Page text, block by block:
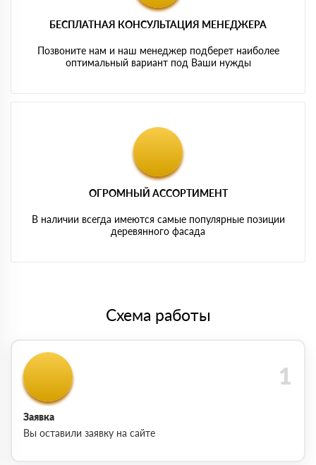
БЕСПЛАТНАЯ КОНСУЛЬТАЦИЯ МЕНЕДЖЕРА
Позвоните нам и наш менеджер подберет наиболее
оптимальный вариант под Ваши нужды
ОГРОМНЫЙ АССОРТИМЕНТ
В наличии всегда имеются самые популярные позиции
деревянного фасада
Схема работы
Заявка
Вы оставили заявку на сайте